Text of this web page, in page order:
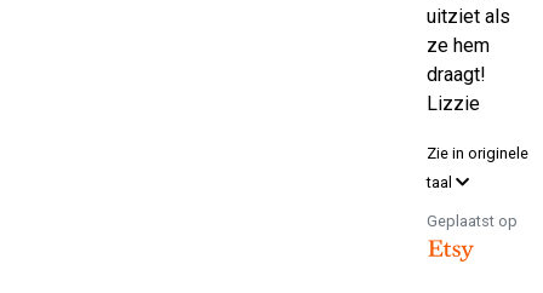
uitziet als
ze hem
draagt!
Lizzie
Zie in originele
taal
Geplaatst op